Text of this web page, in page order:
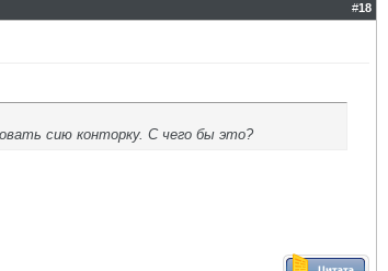
#18
сию конторку. С чего бы это?